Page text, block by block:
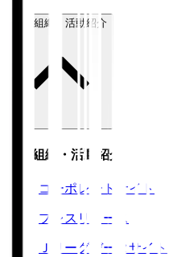
運営組織・活動紹介
運営組織・活動紹介
コーポレートサイト
プレスリリース
Ｊリーグデータサイト